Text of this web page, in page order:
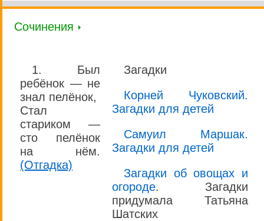
Сочинения
1. Был
ребёнок — не
знал пелёнок,
Стал
стариком —
сто пелёнок
на нём.
(Отгадка)
Загадки
Корней Чуковский.
Загадки для детей
Самуил Маршак.
Загадки для детей
Загадки об овощах и
огороде. Загадки
придумала Татьяна
Шатских